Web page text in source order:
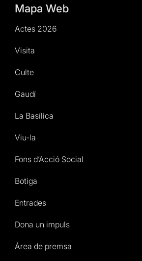
Mapa Web
Actes 2026
Visita
Culte
Gaudí
La Basílica
Viu-la
Fons d’Acció Social
Botiga
Entrades
Dona un impuls
Àrea de premsa